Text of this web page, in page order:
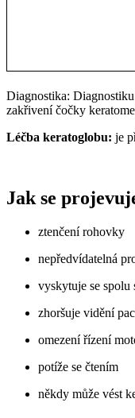
Diagnostika:
zakřivení čočky
Léčba keratoglobu: je
Jak se
ztenčení rohovky
nepředvídatelná
vyskytuje se
zhoršuje vidění
omezení řízení
potíže se čtením
někdy může vést